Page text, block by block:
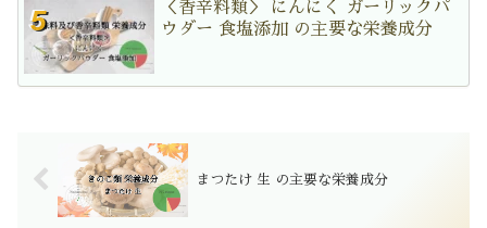
＜香辛料類＞ にんにく ガーリックパ
ウダー 食塩添加 の主要な栄養成分
まつたけ 生 の主要な栄養成分